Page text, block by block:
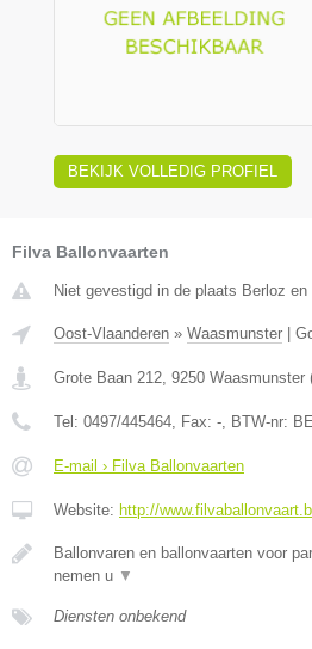
BEKIJK VOLLEDIG PROFIEL
Filva Ballonvaarten
Niet gevestigd in de plaats Berloz
Oost-Vlaanderen » Waasmunster
Grote Baan 212, 9250 Waasmunster
Tel: 0497/445464, Fax: -, BTW-nr:
E-mail › Filva Ballonvaarten
Website: http://
Ballonvaren en ballonvaarten voor
nemen u ▼
Diensten onbekend